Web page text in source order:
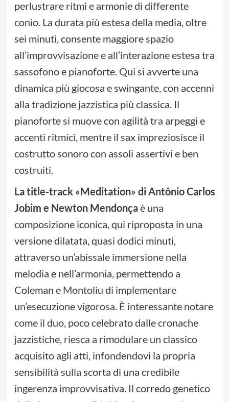
perlustrare ritmi e armonie di differente
conio. La durata più estesa della media, oltre
sei minuti, consente maggiore spazio
all’improvvisazione e all’interazione estesa tra
sassofono e pianoforte. Qui si avverte una
dinamica più giocosa e swingante, con accenni
alla tradizione jazzistica più classica. Il
pianoforte si muove con agilità tra arpeggi e
accenti ritmici, mentre il sax impreziosisce il
costrutto sonoro con assoli assertivi e ben
costruiti.
La title-track «Meditation» di Antônio Carlos
Jobim e Newton Mendonçaè una
composizione iconica, qui riproposta in una
versione dilatata, quasi dodici minuti,
attraverso un’abissale immersione nella
melodia e nell’armonia, permettendo a
Coleman e Montoliu di implementare
un’esecuzione vigorosa. È interessante notare
come il duo, poco celebrato dalle cronache
jazzistiche, riesca a rimodulare un classico
acquisito agli atti, infondendovi la propria
sensibilità sulla scorta di una credibile
ingerenza improvvisativa. Il corredo genetico